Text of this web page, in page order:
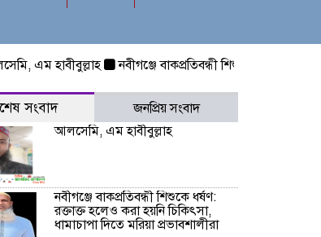
এম হাবীবুল্লাহ নবীগঞ্জে বাকপ্রতিবন্ধী শিশুকে ধর্ষণ: রক্তাক্ত
সংবাদ
জনপ্রিয় সংবাদ
আলসেমি, এম হাবীবুল্লাহ
নবীগঞ্জে বাকপ্রতিবন্ধী শিশুকে ধর্ষণ:
রক্তাক্ত হলেও করা হয়নি চিকিৎসা,
ধামাচাপা দিতে মরিয়া প্রভাবশালীরা